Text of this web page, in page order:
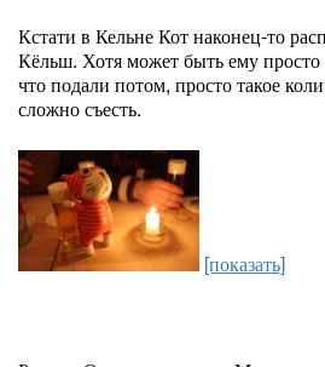
Кстати в Кельне Кот наконец-то
Кёльш. Хотя может быть ему просто
что подали потом, просто такое
сложно съесть.
[показать]